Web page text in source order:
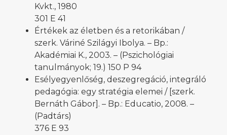
Kvkt., 1980
301 E 41
Értékek az életben és a retorikában /
szerk. Váriné Szilágyi Ibolya. – Bp.:
Akadémiai K., 2003. – (Pszichológiai
tanulmányok; 19.) 150 P 94
Esélyegyenlőség, deszegregáció, integráló
pedagógia: egy stratégia elemei / [szerk.
Bernáth Gábor]. – Bp.: Educatio, 2008. –
(Padtárs)
376 E 93